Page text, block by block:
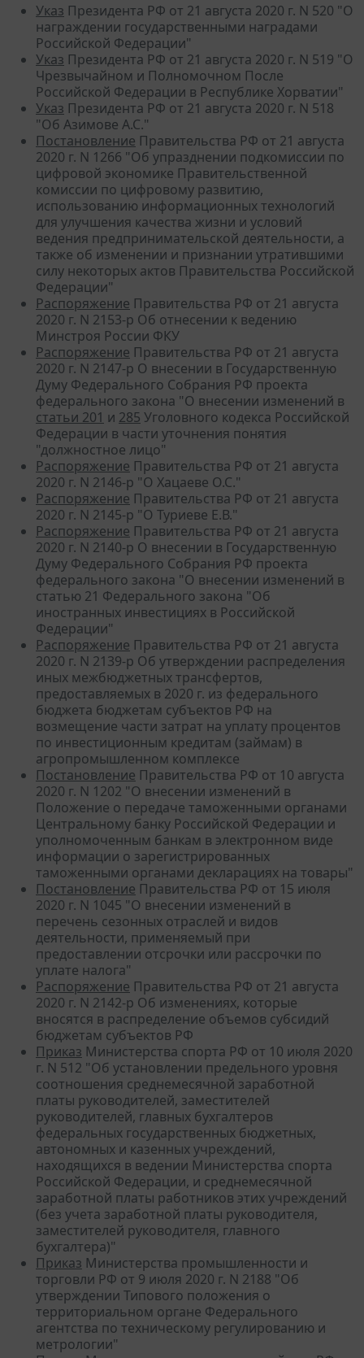
Указ Президента РФ от 21 августа 2020 г. N 520 "О
награждении государственными наградами
Российской Федерации"
Указ Президента РФ от 21 августа 2020 г. N 519 "О
Чрезвычайном и Полномочном После
Российской Федерации в Республике Хорватии"
Указ Президента РФ от 21 августа 2020 г. N 518
"Об Азимове А.С."
Постановление Правительства РФ от 21 августа
2020 г. N 1266 "Об упразднении подкомиссии по
цифровой экономике Правительственной
комиссии по цифровому развитию,
использованию информационных технологий
для улучшения качества жизни и условий
ведения предпринимательской деятельности, а
также об изменении и признании утратившими
силу некоторых актов Правительства Российской
Федерации"
Распоряжение Правительства РФ от 21 августа
2020 г. N 2153-р Об отнесении к ведению
Минстроя России ФКУ
Распоряжение Правительства РФ от 21 августа
2020 г. N 2147-р О внесении в Государственную
Думу Федерального Собрания РФ проекта
федерального закона "О внесении изменений в
статьи 201 и 285 Уголовного кодекса Российской
Федерации в части уточнения понятия
"должностное лицо"
Распоряжение Правительства РФ от 21 августа
2020 г. N 2146-р "О Хацаеве О.С."
Распоряжение Правительства РФ от 21 августа
2020 г. N 2145-р "О Туриеве Е.В."
Распоряжение Правительства РФ от 21 августа
2020 г. N 2140-р О внесении в Государственную
Думу Федерального Собрания РФ проекта
федерального закона "О внесении изменений в
статью 21 Федерального закона "Об
иностранных инвестициях в Российской
Федерации"
Распоряжение Правительства РФ от 21 августа
2020 г. N 2139-р Об утверждении распределения
иных межбюджетных трансфертов,
предоставляемых в 2020 г. из федерального
бюджета бюджетам субъектов РФ на
возмещение части затрат на уплату процентов
по инвестиционным кредитам (займам) в
агропромышленном комплексе
Постановление Правительства РФ от 10 августа
2020 г. N 1202 "О внесении изменений в
Положение о передаче таможенными органами
Центральному банку Российской Федерации и
уполномоченным банкам в электронном виде
информации о зарегистрированных
таможенными органами декларациях на товары"
Постановление Правительства РФ от 15 июля
2020 г. N 1045 "О внесении изменений в
перечень сезонных отраслей и видов
деятельности, применяемый при
предоставлении отсрочки или рассрочки по
уплате налога"
Распоряжение Правительства РФ от 21 августа
2020 г. N 2142-р Об изменениях, которые
вносятся в распределение объемов субсидий
бюджетам субъектов РФ
Приказ Министерства спорта РФ от 10 июля 2020
г. N 512 "Об установлении предельного уровня
соотношения среднемесячной заработной
платы руководителей, заместителей
руководителей, главных бухгалтеров
федеральных государственных бюджетных,
автономных и казенных учреждений,
находящихся в ведении Министерства спорта
Российской Федерации, и среднемесячной
заработной платы работников этих учреждений
(без учета заработной платы руководителя,
заместителей руководителя, главного
бухгалтера)"
Приказ Министерства промышленности и
торговли РФ от 9 июля 2020 г. N 2188 "Об
утверждении Типового положения о
территориальном органе Федерального
агентства по техническому регулированию и
метрологии"